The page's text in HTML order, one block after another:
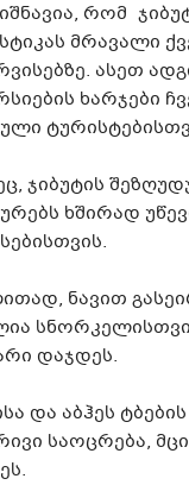
რომ
მრავალი
ასეთ
ხარჯები
ჯიბუტის
ხშირად
ნავით
დაჯდეს.
და აბჰეს
საოცრება,